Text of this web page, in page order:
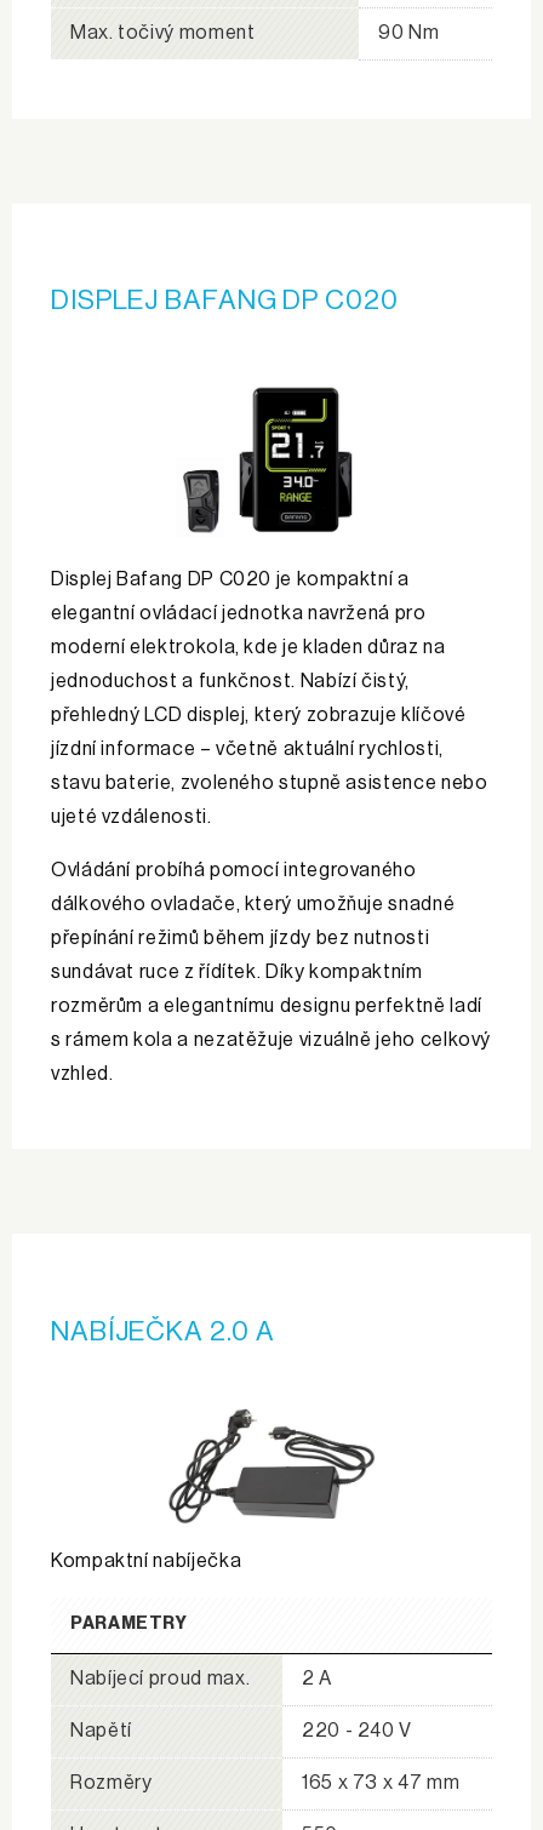
Max. točivý moment 90 Nm
DISPLEJ BAFANG DP C020
Displej Bafang DP C020 je kompaktní a
elegantní ovládací jednotka navržená pro
moderní elektrokola, kde je kladen důraz na
jednoduchost a funkčnost. Nabízí čistý,
přehledný LCD displej, který zobrazuje klíčové
jízdní informace – včetně aktuální rychlosti,
stavu baterie, zvoleného stupně asistence nebo
ujeté vzdálenosti.
Ovládání probíhá pomocí integrovaného
dálkového ovladače, který umožňuje snadné
přepínání režimů během jízdy bez nutnosti
sundávat ruce z řídítek. Díky kompaktním
rozměrům a elegantnímu designu perfektně ladí
s rámem kola a nezatěžuje vizuálně jeho celkový
vzhled.
NABÍJEČKA 2.0 A
Kompaktní nabíječka
PARAMETRY
Nabíjecí proud max. 2 A
Napětí 220 - 240 V
Rozměry 165 x 73 x 47 mm